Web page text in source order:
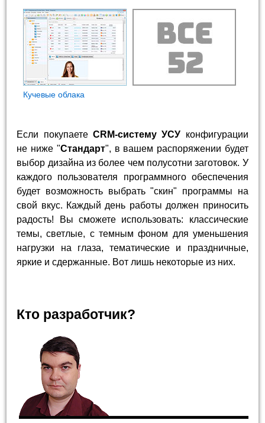
Кучевые облака
Если покупаете CRM-систему УСУ конфигурации
не ниже "Стандарт", в вашем распоряжении будет
выбор дизайна из более чем полусотни заготовок. У
каждого пользователя программного обеспечения
будет возможность выбрать "скин" программы на
свой вкус. Каждый день работы должен приносить
радость! Вы сможете использовать: классические
темы, светлые, с темным фоном для уменьшения
нагрузки на глаза, тематические и праздничные,
яркие и сдержанные. Вот лишь некоторые из них.
Кто разработчик?